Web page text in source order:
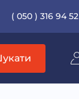
( 050 ) 316 94 52